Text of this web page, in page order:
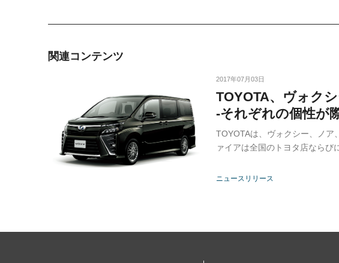
関連コンテンツ
2017年07月03日
TOYOTA、ヴォク
-それぞれの個性が
TOYOTAは、ヴォクシー、ノア
ァイアは全国のトヨタ店ならび
ニュースリリース